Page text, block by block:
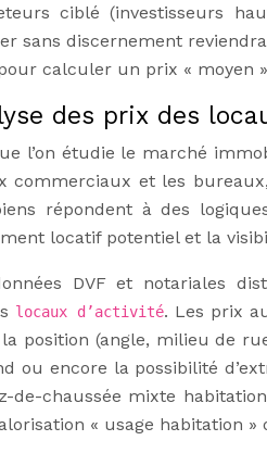
ciblé (investisseurs
sans discernement
calculer un prix « moyen
des prix des
l’on étudie le marché
commerciaux et les
répondent à des
locatif potentiel et la
DVF et notariales
locaux d’activité. Les prix
position (angle, milieu de
ou encore la possibilité
de-chaussée mixte
« usage habitation »